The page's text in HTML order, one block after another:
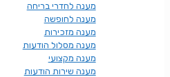
מענה לחדרי בריחה
מענה לחופשה
מענה מזכירות
מענה מסלול הודעות
מענה מקצועי
מענה שירות הודעות